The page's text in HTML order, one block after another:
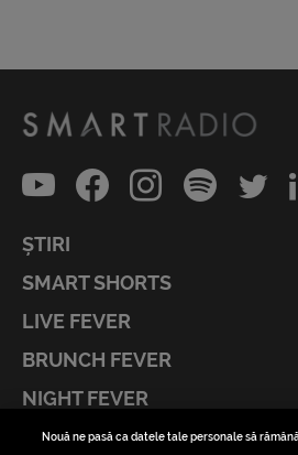
ȘTIRI
SMART SHORTS
LIVE FEVER
BRUNCH FEVER
NIGHT FEVER
LIVE FEVER CONCERT
Nouă ne pasă ca datele tale personale să